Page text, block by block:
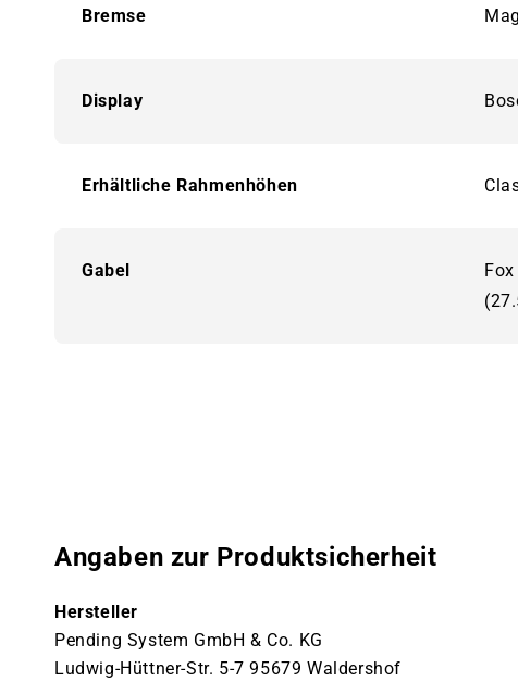
Bremse
Display
Erhältliche Rahmenhöhen
Gabel
Angaben zur Produktsicherheit
Hersteller
Pending System GmbH & Co. KG
Ludwig-Hüttner-Str. 5-7 95679 Waldershof